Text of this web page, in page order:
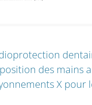
des mains
X pour